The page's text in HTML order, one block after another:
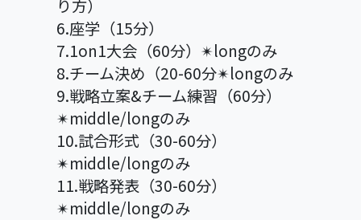
り方）
6.座学（15分）
7.1on1大会（60分）✴︎longのみ
8.チーム決め（20-60分✴︎longのみ
9.戦略立案&チーム練習（60分）
✴︎middle/longのみ
10.試合形式（30-60分）
✴︎middle/longのみ
11.戦略発表（30-60分）
✴︎middle/longのみ